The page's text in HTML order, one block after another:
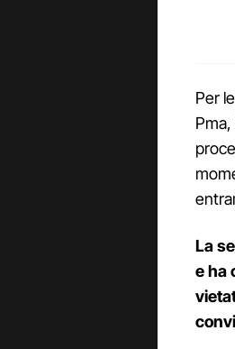
Per
La
e ha